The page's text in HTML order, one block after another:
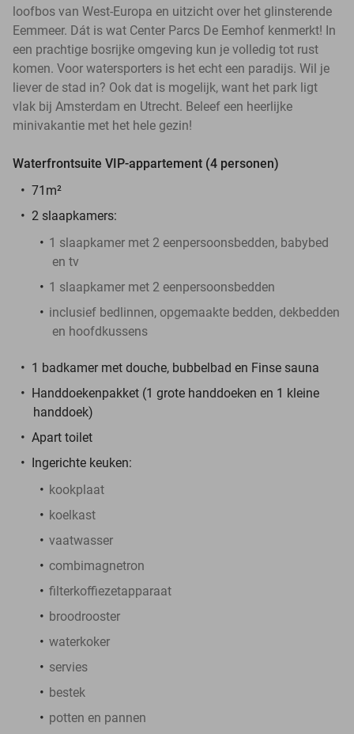
loofbos van West-Europa en uitzicht over het glinsterende
Eemmeer. Dát is wat Center Parcs De Eemhof kenmerkt! In
een prachtige bosrijke omgeving kun je volledig tot rust
komen. Voor watersporters is het echt een paradijs. Wil je
liever de stad in? Ook dat is mogelijk, want het park ligt
vlak bij Amsterdam en Utrecht. Beleef een heerlijke
minivakantie met het hele gezin!
Waterfrontsuite VIP-appartement (4 personen)
71m²
2 slaapkamers:
1 slaapkamer met 2 eenpersoonsbedden, babybed
en tv
1 slaapkamer met 2 eenpersoonsbedden
inclusief bedlinnen, opgemaakte bedden, dekbedden
en hoofdkussens
1 badkamer met douche, bubbelbad en Finse sauna
Handdoekenpakket (1 grote handdoeken en 1 kleine
handdoek)
Apart toilet
Ingerichte keuken:
kookplaat
koelkast
vaatwasser
combimagnetron
filterkoffiezetapparaat
broodrooster
waterkoker
servies
bestek
potten en pannen